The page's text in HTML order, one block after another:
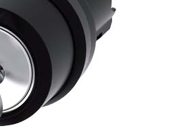
de